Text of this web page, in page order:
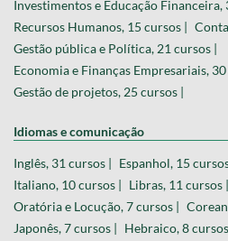
Investimentos e Educação Financeira,
Recursos Humanos, 15 cursos |
Gestão pública e Política, 21 cursos |
Economia e Finanças Empresariais, 30
Gestão de projetos, 25 cursos |
Idiomas e comunicação
Inglês, 31 cursos | Espanhol, 15 cursos
Italiano, 10 cursos |
Libras, 11 cursos |
Oratória e Locução, 7 cursos |
Japonês, 7 cursos |
Hebraico, 8 cursos |